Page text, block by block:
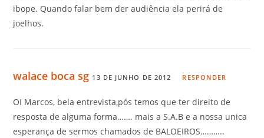
ibope. Quando falar bem der audiência ela perirá de
joelhos.
walace boca sg 13 DE JUNHO DE 2012 RESPONDER
OI Marcos, bela entrevista,pós temos que ter direito de
resposta de alguma forma……. mais a S.A.B e a nossa unica
esperança de sermos chamados de BALOEIROS………..